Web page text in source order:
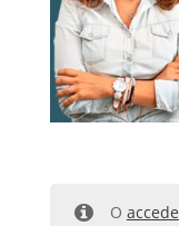
O accede